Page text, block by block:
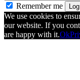
Remember me
We use cookies to
our website. If you
are happy with it.Ok